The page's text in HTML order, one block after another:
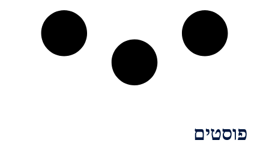
פוסטים